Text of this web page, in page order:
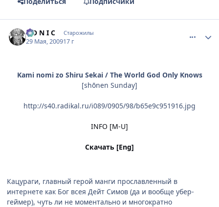
S O N I C Старожилы
29 Мая, 200917 г
Kami nomi zo Shiru Sekai / The World God Only Knows
[shōnen Sunday]
http://s40.radikal.ru/i089/0905/98/b65e9c951916.jpg
INFO [M-U]
Скачать [Eng]
Кацураги, главный герой манги прославленный в
интернете как Бог всея Дейт Cимов (да и вообще убер-
геймер), чуть ли не моментально и многократно